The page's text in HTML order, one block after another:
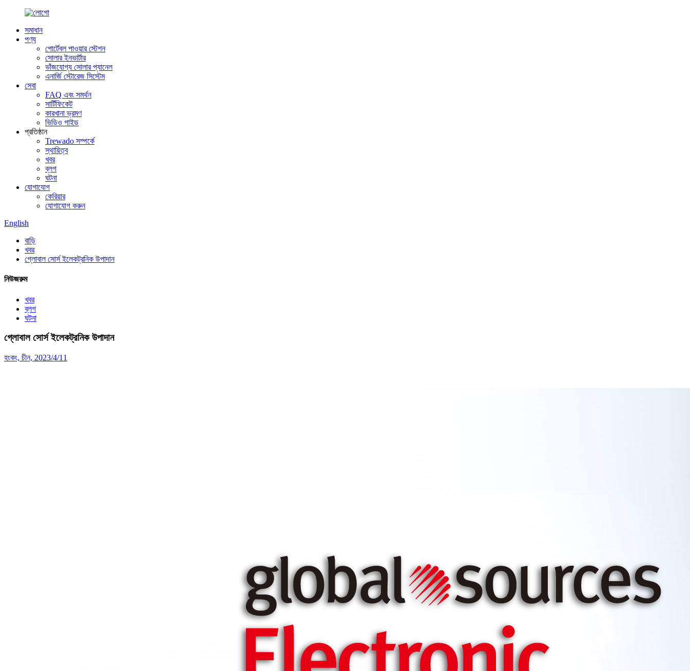
সমাধান
পণ্য
পোর্টেবল পাওয়ার স্টেশন
সোলার ইনভার্টার
ভাঁজযোগ্য সোলার প্যানেল
এনার্জি স্টোরেজ সিস্টেম
সেবা
FAQ এবং সমর্থন
সার্টিফিকেট
কারখানা ভ্রমণ
ভিডিও গাইড
প্রতিষ্ঠান
Trewado সম্পর্কে
স্থায়িত্ব
খবর
ব্লগ
ঘটনা
যোগাযোগ
কেরিয়ার
যোগাযোগ করুন
English
বাড়ি
খবর
গ্লোবাল সোর্স ইলেকট্রনিক উপাদান
নিউজরুম
খবর
ব্লগ
ঘটনা
গ্লোবাল সোর্স ইলেকট্রনিক উপাদান
হংকং, চীন, 2023/4/11